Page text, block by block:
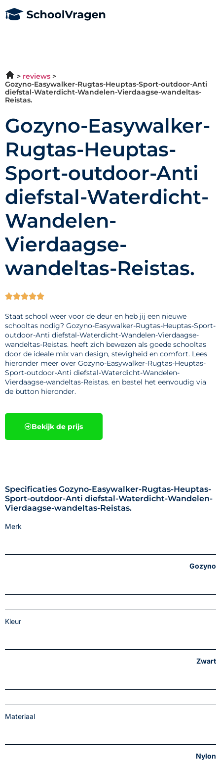
reviews
Gozyno-Easywalker-Rugtas-Heuptas-Sport-outdoor-Anti
diefstal-Waterdicht-Wandelen-Vierdaagse-wandeltas-
Reistas.
Gozyno-Easywalker-
Rugtas-Heuptas-
Sport-outdoor-Anti
diefstal-Waterdicht-
Wandelen-
Vierdaagse-
wandeltas-Reistas.

Staat school weer voor de deur en heb jij een nieuwe
schooltas nodig? Gozyno-Easywalker-Rugtas-Heuptas-Sport-
outdoor-Anti diefstal-Waterdicht-Wandelen-Vierdaagse-
wandeltas-Reistas. heeft zich bewezen als goede schooltas
door de ideale mix van design, stevigheid en comfort. Lees
hieronder meer over Gozyno-Easywalker-Rugtas-Heuptas-
Sport-outdoor-Anti diefstal-Waterdicht-Wandelen-
Vierdaagse-wandeltas-Reistas. en bestel het eenvoudig via
de button hieronder.
Bekijk de prijs
Specificaties Gozyno-Easywalker-Rugtas-Heuptas-
Sport-outdoor-Anti diefstal-Waterdicht-Wandelen-
Vierdaagse-wandeltas-Reistas.
Merk
Gozyno
Kleur
Zwart
Materiaal
Nylon